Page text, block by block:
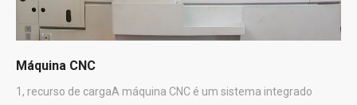
Máquina CNC
1, recurso de cargaA máquina CNC é um sistema integrado